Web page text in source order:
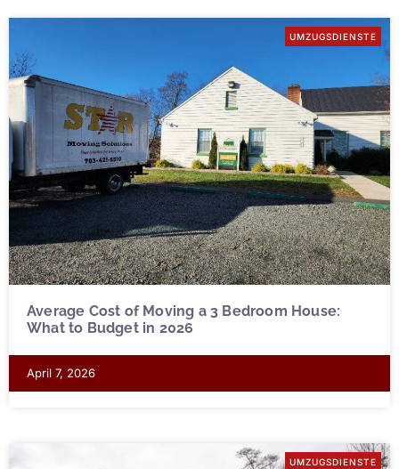
UMZUGSDIENSTE
Average Cost of Moving a 3 Bedroom House:
What to Budget in 2026
April 7, 2026
UMZUGSDIENSTE